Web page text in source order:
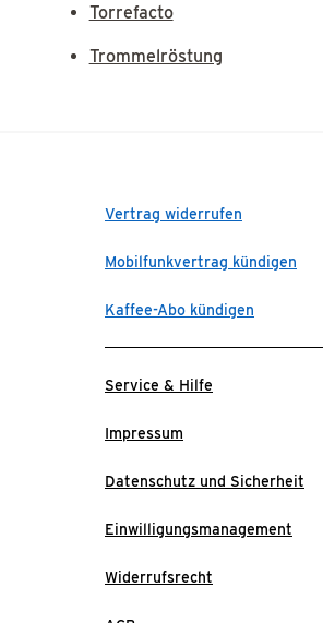
Torrefacto
Trommelröstung
Vertrag widerrufen
Mobilfunkvertrag kündigen
Kaffee-Abo kündigen
Service & Hilfe
Impressum
Datenschutz und Sicherheit
Einwilligungsmanagement
Widerrufsrecht